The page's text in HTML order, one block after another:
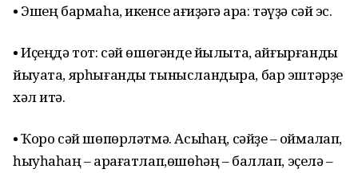
• Эшең бармаһа, икенсе ҡағиҙәгә ҡара: тәүҙә сәй эс.
• Иҫеңдә тот: сәй өшөгәнде йылыта, ҡайғырғанды
йыуата, ярһығанды тынысландыра, бар эштәрҙе
хәл итә.
• Ҡоро сәй шөпөрләтмә. Асыҡһаң, сәйҙе – ҡоймаҡлап,
һыуһаһаң – ҡарағатлап,өшөһәң – баллап, эҫелә –